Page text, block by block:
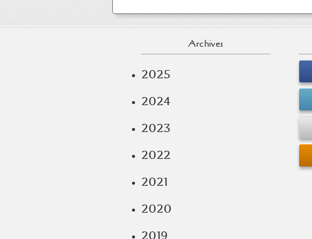
Archives
2025
2024
2023
2022
2021
2020
2019